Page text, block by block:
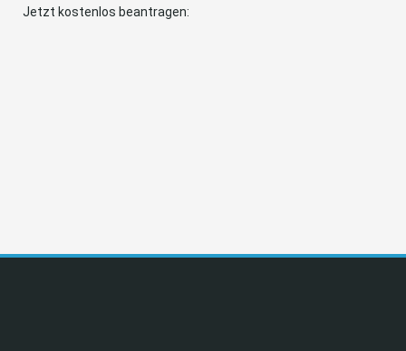
Jetzt kostenlos beantragen: